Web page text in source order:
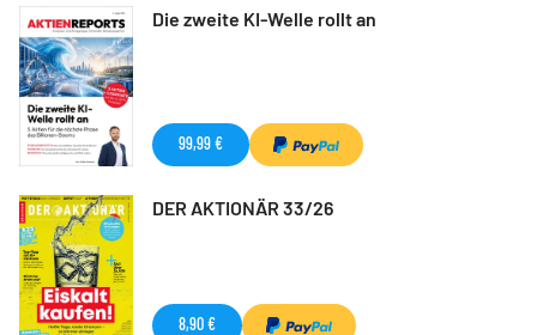
Die zweite KI-Welle rollt an
99,99 €
DER AKTIONÄR 33/26
8,90 €